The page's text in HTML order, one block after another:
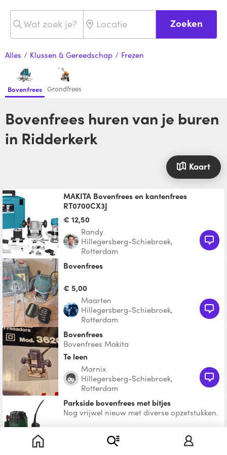
Zoeken
Alles / Klussen & Gereedschap / Frezen
Bovenfrees Grondfrees
Bovenfrees huren van je buren
in Ridderkerk
Kaart
MAKITA Bovenfrees en kantenfrees
RT0700CX3J
Inclusief 6 delige freeskoppenset
€ 12,50
Randy
Hillegersberg-Schiebroek,
Rotterdam
Bovenfrees
€ 5,00
Maarten
Hillegersberg-Schiebroek,
Rotterdam
Bovenfrees
Bovenfrees Makita
Te leen
Marnix
Hillegersberg-Schiebroek,
Rotterdam
Parkside bovenfrees met bitjes
Nog vrijwel nieuw met diverse opzetstukken.